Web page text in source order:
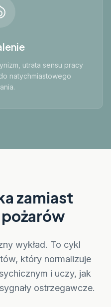
utrata sensu pracy
natychmiastowego
zamiast
wykład. To cykl
który normalizuje
i uczy, jak
ostrzegawcze.